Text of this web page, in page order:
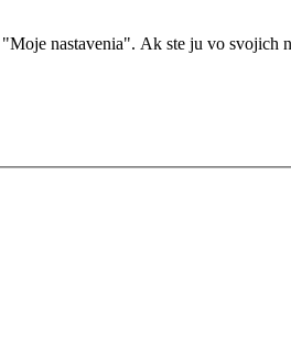
nastavenia". Ak ste ju vo svojich